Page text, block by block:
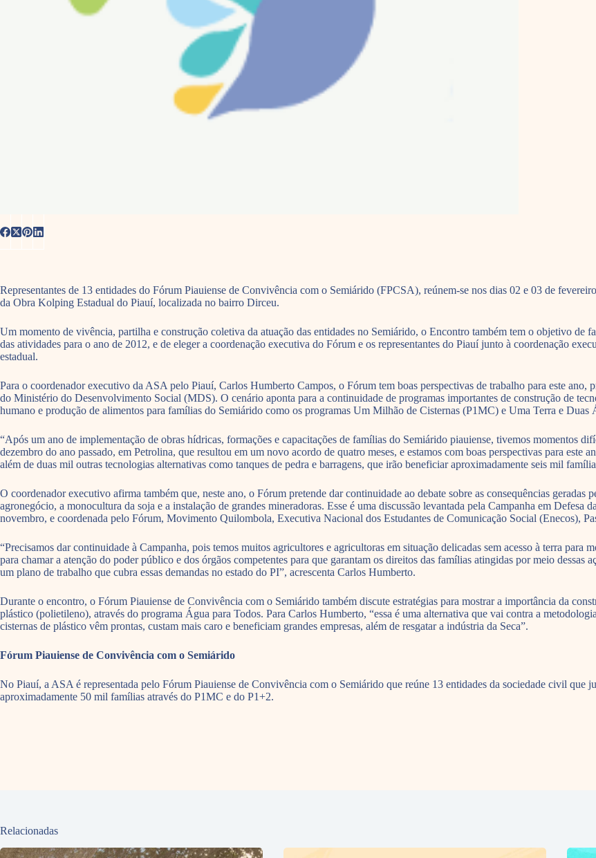
Representantes de 13 entidades do Fórum Piauiense de Convivência com o Semiárido (FPCSA), reúnem-se nos dias 02 e 03 de
da Obra Kolping Estadual do Piauí, localizada no bairro Dirceu.
Um momento de vivência, partilha e construção coletiva da atuação das entidades no Semiárido, o Encontro também tem o objetivo de
das atividades para o ano de 2012, e de eleger a coordenação executiva do Fórum e os representantes do Piauí junto à coordenação
estadual.
Para o coordenador executivo da ASA pelo Piauí, Carlos Humberto Campos, o Fórum tem boas perspectivas de trabalho para este
do Ministério do Desenvolvimento Social (MDS). O cenário aponta para a continuidade de programas importantes de construção de
humano e produção de alimentos para famílias do Semiárido como os programas Um Milhão de Cisternas (P1MC) e Uma Terra e Duas
“Após um ano de implementação de obras hídricas, formações e capacitações de famílias do Semiárido piauiense, tivemos momentos
dezembro do ano passado, em Petrolina, que resultou em um novo acordo de quatro meses, e estamos com boas perspectivas para este
além de duas mil outras tecnologias alternativas como tanques de pedra e barragens, que irão beneficiar aproximadamente seis mil
O coordenador executivo afirma também que, neste ano, o Fórum pretende dar continuidade ao debate sobre as consequências
agronegócio, a monocultura da soja e a instalação de grandes mineradoras. Esse é uma discussão levantada pela Campanha em Defesa
novembro, e coordenada pelo Fórum, Movimento Quilombola, Executiva Nacional dos Estudantes de Comunicação Social (Enecos),
“Precisamos dar continuidade à Campanha, pois temos muitos agricultores e agricultoras em situação delicadas sem acesso à terra
para chamar a atenção do poder público e dos órgãos competentes para que garantam os direitos das famílias atingidas por meio
um plano de trabalho que cubra essas demandas no estado do PI”, acrescenta Carlos Humberto.
Durante o encontro, o Fórum Piauiense de Convivência com o Semiárido também discute estratégias para mostrar a importância da
plástico (polietileno), através do programa Água para Todos. Para Carlos Humberto, “essa é uma alternativa que vai contra a
cisternas de plástico vêm prontas, custam mais caro e beneficiam grandes empresas, além de resgatar a indústria da Seca”.
Fórum Piauiense de Convivência com o Semiárido
No Piauí, a ASA é representada pelo Fórum Piauiense de Convivência com o Semiárido que reúne 13 entidades da sociedade civil que
aproximadamente 50 mil famílias através do P1MC e do P1+2.
Relacionadas